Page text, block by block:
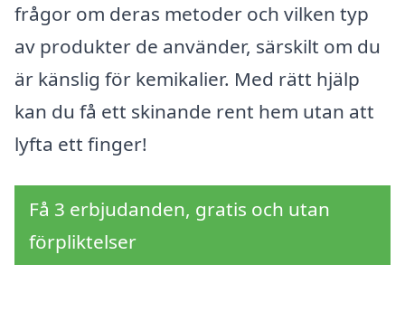
frågor om deras metoder och vilken typ
av produkter de använder, särskilt om du
är känslig för kemikalier. Med rätt hjälp
kan du få ett skinande rent hem utan att
lyfta ett finger!
Få 3 erbjudanden, gratis och utan
förpliktelser